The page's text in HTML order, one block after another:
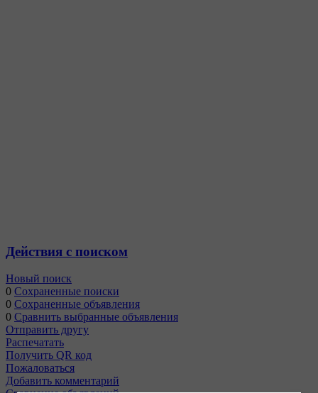
Действия с поиском
Новый поиск
0 Сохраненные поиски
0 Сохраненные объявления
0 Сравнить выбранные объявления
Отправить другу
Распечатать
Получить QR код
Пожаловаться
Добавить комментарий